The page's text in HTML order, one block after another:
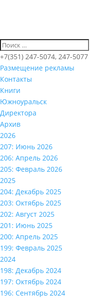
+7(351) 247-5074, 247-5077
Размещение рекламы
Контакты
Книги
Южноуральск
Директора
Архив
2026
207: Июнь 2026
206: Апрель 2026
205: Февраль 2026
2025
204: Декабрь 2025
203: Октябрь 2025
202: Август 2025
201: Июнь 2025
200: Апрель 2025
199: Февраль 2025
2024
198: Декабрь 2024
197: Октябрь 2024
196: Сентябрь 2024